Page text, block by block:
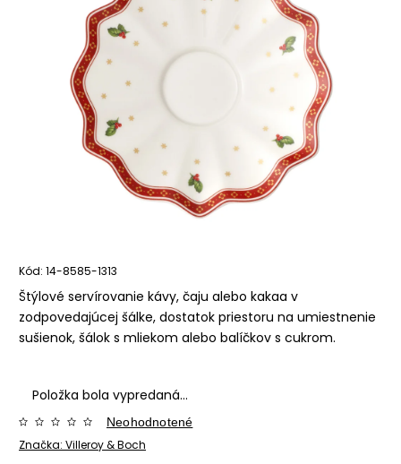
Kód: 14-8585-1313
Štýlové servírovanie kávy, čaju alebo kakaa v
zodpovedajúcej šálke, dostatok priestoru na umiestnenie
sušienok, šálok s mliekom alebo balíčkov s cukrom.
Položka bola vypredaná…
Značka: Villeroy & Boch
Neohodnotené